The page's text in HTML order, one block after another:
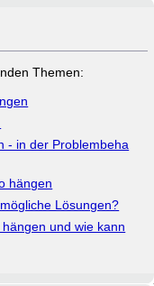
Themen:
- in der Problembeha
hängen
Lösungen?
und wie kann